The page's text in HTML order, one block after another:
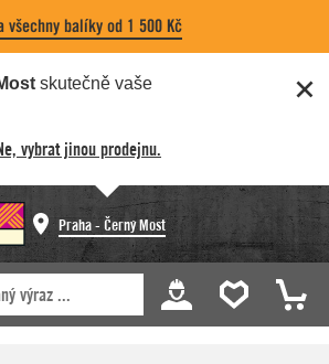
všechny balíky od 1 500 Kč
skutečně vaše
vybrat jinou prodejnu.
Praha - Černý Most